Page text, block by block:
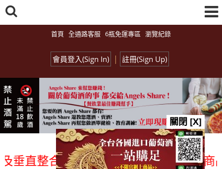
首頁 全通路客服 6瓶免運專區 瀏覽紀錄
會員登入(Sign In) | 註冊(Sign Up)
整合、一次購足」各國進口酒類商品
關閉 [X]